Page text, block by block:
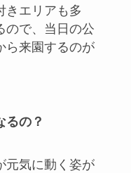
きエリアも多
ので、当日の公
ら来園するのが
るの？
元気に動く姿が